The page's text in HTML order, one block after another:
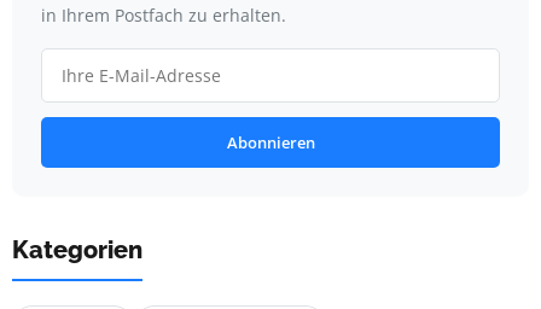
in Ihrem Postfach zu erhalten.
Abonnieren
Kategorien